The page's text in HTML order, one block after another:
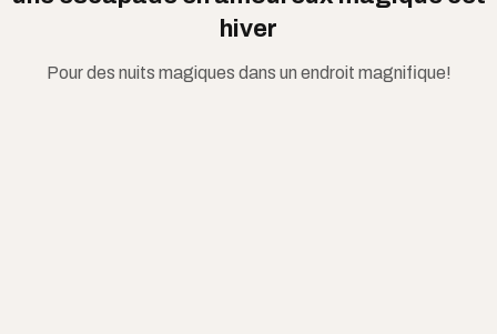
hiver
Pour des nuits magiques dans un endroit magnifique!